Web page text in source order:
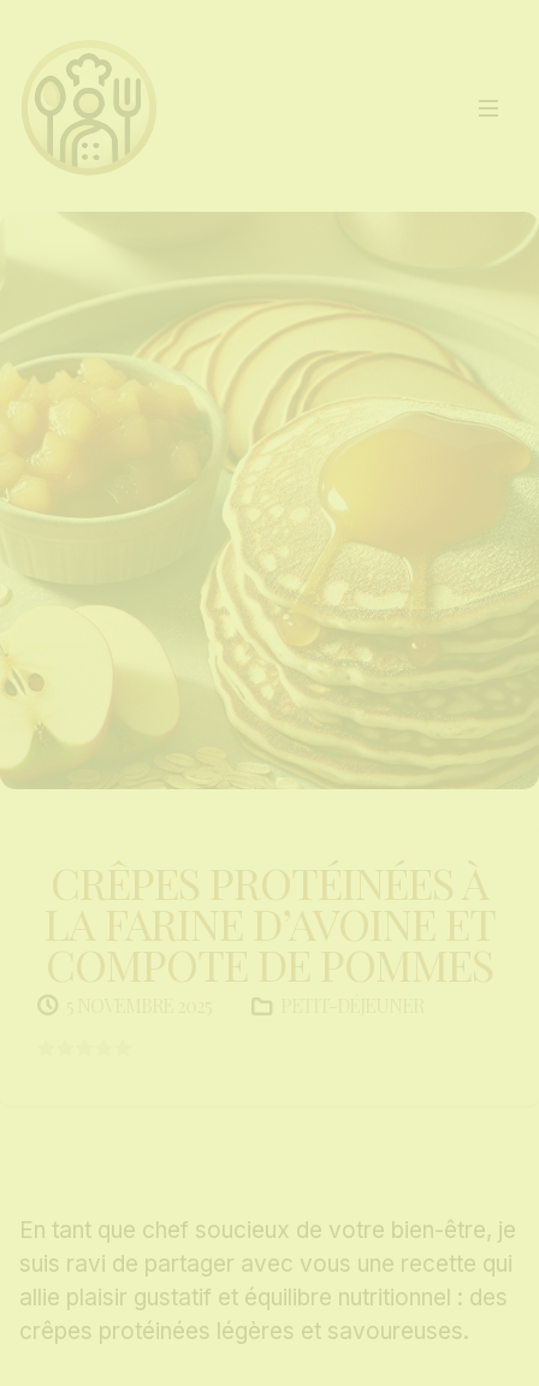
CRÊPES PROTÉINÉES À
LA FARINE D’AVOINE ET
COMPOTE DE POMMES
En tant que chef soucieux de votre bien-être, je
suis ravi de partager avec vous une recette qui
allie plaisir gustatif et équilibre nutritionnel : des
crêpes protéinées légères et savoureuses.